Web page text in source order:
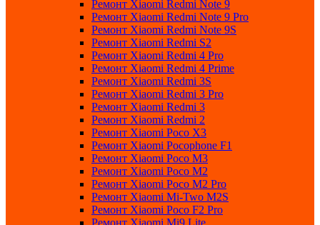
Ремонт Xiaomi Redmi Note 9
Ремонт Xiaomi Redmi Note 9 Pro
Ремонт Xiaomi Redmi Note 9S
Ремонт Xiaomi Redmi S2
Ремонт Xiaomi Redmi 4 Pro
Ремонт Xiaomi Redmi 4 Prime
Ремонт Xiaomi Redmi 3S
Ремонт Xiaomi Redmi 3 Pro
Ремонт Xiaomi Redmi 3
Ремонт Xiaomi Redmi 2
Ремонт Xiaomi Poco X3
Ремонт Xiaomi Pocophone F1
Ремонт Xiaomi Poco M3
Ремонт Xiaomi Poco M2
Ремонт Xiaomi Poco M2 Pro
Ремонт Xiaomi Mi-Two M2S
Ремонт Xiaomi Poco F2 Pro
Ремонт Xiaomi Mi9 Lite